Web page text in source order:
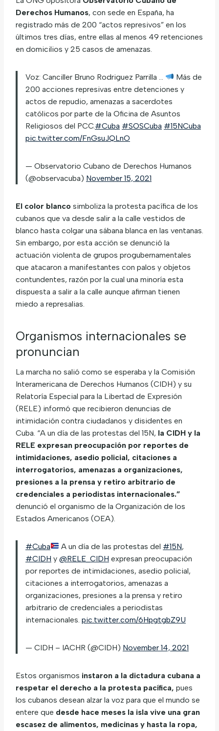
Derechos Humanos, con sede en España, ha
registrado más de 200 “actos represivos” en los
últimos tres días, entre ellas al menos 49 retenciones
en domicilios y 25 casos de amenazas.
Voz: Canciller Bruno Rodriguez Parrilla …
Más de
200 acciones represivas entre detenciones y
actos de repudio, amenazas a sacerdotes
católicos por parte de la Oficina de Asuntos
Religiosos del PCC. #Cuba #SOSCuba #15NCuba
pic.twitter.com/FnGsuJQLnO
— Observatorio Cubano de Derechos Humanos
(@observacuba) November 15, 2021
El color blanco simboliza la protesta pacífica de los
cubanos que va desde salir a la calle vestidos de
blanco hasta colgar una sábana blanca en las ventanas.
Sin embargo, por esta acción se denunció la
actuación violenta de grupos progubernamentales
que atacaron a manifestantes con palos y objetos
contundentes, razón por la cual una minoría esta
dispuesta a salir a la calle aunque afirman tienen
miedo a represalias.
Organismos internacionales se
pronuncian
La marcha no salió como se esperaba y la Comisión
Interamericana de Derechos Humanos (CIDH) y su
Relatoría Especial para la Libertad de Expresión
(RELE) informó que recibieron denuncias de
intimidación contra ciudadanos y disidentes en
Cuba. “A un día de las protestas del 15N, la CIDH y la
RELE expresan preocupación por reportes de
intimidaciones, asedio policial, citaciones a
interrogatorios, amenazas a organizaciones,
presiones a la prensa y retiro arbitrario de
credenciales a periodistas internacionales.”
denunció el organismo de la Organización de los
Estados Americanos (OEA).
#Cuba A un día de las protestas del #15N,
#CIDH y @RELE_CIDH expresan preocupación
por reportes de intimidaciones, asedio policial,
citaciones a interrogatorios, amenazas a
organizaciones, presiones a la prensa y retiro
arbitrario de credenciales a periodistas
internacionales. pic.twitter.com/6HpgtgbZ9U
— CIDH – IACHR (@CIDH) November 14, 2021
Estos organismos instaron a la dictadura cubana a
respetar el derecho a la protesta pacífica, pues
los cubanos desean alzar la voz para que el mundo se
entere que desde hace meses la isla vive una gran
escasez de alimentos, medicinas y hasta la ropa,